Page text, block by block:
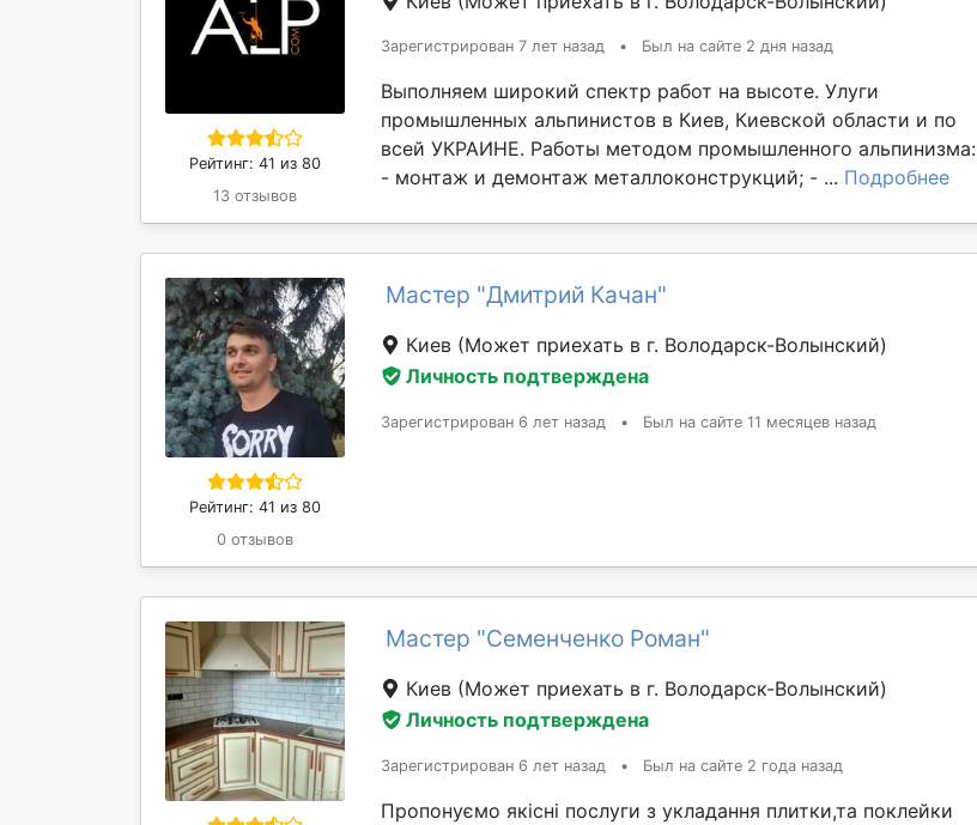
Рейтинг: 41 из 80
13 отзывов
Зарегистрирован 7 лет назад • Был на сайте 2 дня назад
Выполняем широкий спектр работ на высоте. Улуги
промышленных альпинистов в Киев, Киевской области и по
всей УКРАИНЕ. Работы методом промышленного альпинизма:
- монтаж и демонтаж металлоконструкций; - ... Подробнее
Рейтинг: 41 из 80
0 отзывов
Мастер "Дмитрий Качан"
Киев (Может приехать в г. Володарск-Волынский)
Личность подтверждена
Зарегистрирован 6 лет назад • Был на сайте 11 месяцев назад
Мастер "Семенченко Роман"
Киев (Может приехать в г. Володарск-Волынский)
Личность подтверждена
Зарегистрирован 6 лет назад • Был на сайте 2 года назад
Пропонуємо якісні послуги з укладання плитки,та поклейки